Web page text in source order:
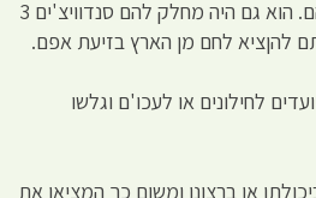
יד היו בהחלט מספיקות להם. הוא גם היה מחלק להם סנדוויצ'ים 3
להןציא לחם מן הארץ בזיעת אפם.
לחילונים או לעכו'ם וגלשו
או ברצונו ומשום כך המציאו את